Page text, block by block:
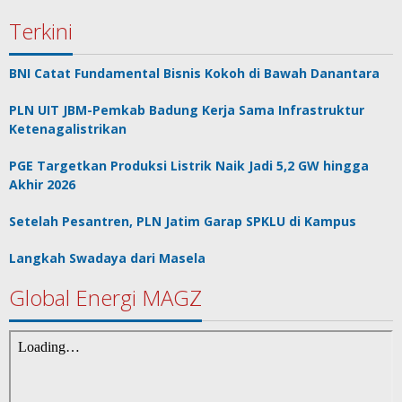
Terkini
BNI Catat Fundamental Bisnis Kokoh di Bawah Danantara
PLN UIT JBM-Pemkab Badung Kerja Sama Infrastruktur
Ketenagalistrikan
PGE Targetkan Produksi Listrik Naik Jadi 5,2 GW hingga
Akhir 2026
Setelah Pesantren, PLN Jatim Garap SPKLU di Kampus
Langkah Swadaya dari Masela
Global Energi MAGZ